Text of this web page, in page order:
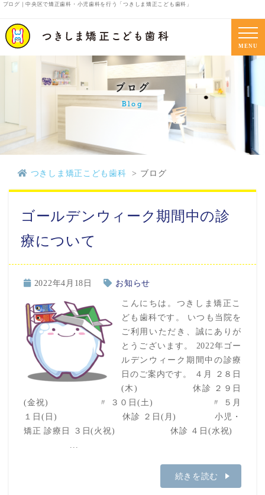
ブログ｜中央区で矯正歯科・小児歯科を行う「つきしま矯正こども歯科」
MENU
ブログ
Blog
つきしま矯正こども歯科 ブログ
ゴールデンウィーク期間中の診
療について
2022年4月18日 お知らせ
こんにちは。つきしま矯正こ
ども歯科です。 いつも当院を
ご利用いただき、誠にありが
とうございます。 2022年ゴー
ルデンウィーク期間中の診療
日のご案内です。 ４月 ２８日
(木) 休診 ２９日
(金祝) 〃 ３０日(土) 〃 ５月
１日(日) 休診 ２日(月) 小児・
矯正 診療日 ３日(火祝) 休診 ４日(水祝)
...
続きを読む